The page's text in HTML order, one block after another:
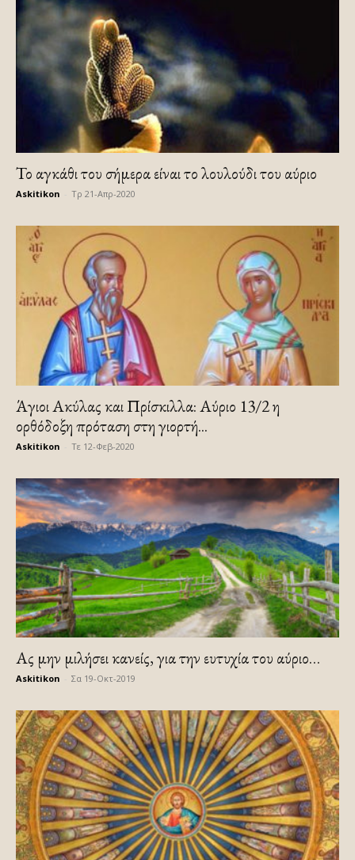
Το αγκάθι του σήμερα είναι το λουλούδι του αύριο
Askitikon Τρ 21-Απρ-2020
Άγιοι Ακύλας και Πρίσκιλλα: Αύριο 13/2 η
ορθόδοξη πρόταση στη γιορτή...
Askitikon Τε 12-Φεβ-2020
Ας μην μιλήσει κανείς, για την ευτυχία του αύριο…
Askitikon Σα 19-Οκτ-2019